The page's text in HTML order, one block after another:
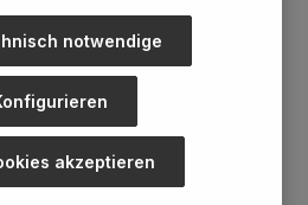
Sie die oben abgebildeten
ein*
notwendige
akzeptieren